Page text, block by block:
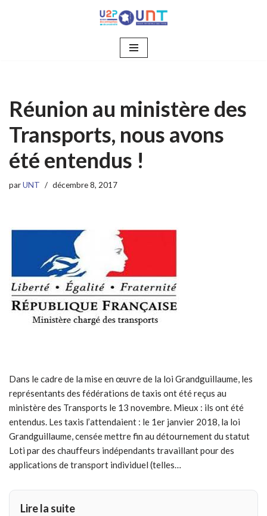
Réunion au ministère des
Transports, nous avons
été entendus !
parUNT décembre 8, 2017
Dans le cadre de la mise en œuvre de la loi Grandguillaume, les
représentants des fédérations de taxis ont été reçus au
ministère des Transports le 13 novembre. Mieux : ils ont été
entendus. Les taxis l’attendaient : le 1er janvier 2018, la loi
Grandguillaume, censée mettre fin au détournement du statut
Loti par des chauffeurs indépendants travaillant pour des
applications de transport individuel (telles…
Lire la suite